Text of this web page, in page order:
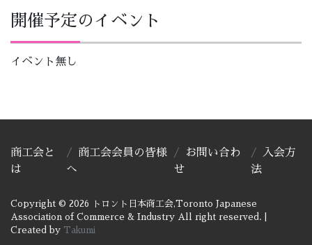
開催予定のイベント
イベント無し
Copyright © 2026 トロント日本商工会,Toronto Japanese
Association of Commerce & Industry All right reserved.
Created by Takumi
商工会と
は
商工会会員の皆様
へ
お問い合わ
せ
入会方
法